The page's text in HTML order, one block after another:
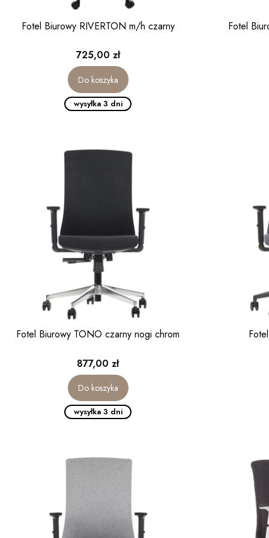
Fotel Biurowy RIVERTON m/h czarny
Cena
725,00 zł
Do koszyka
wysyłka 3 dni
Fotel
Fotel Biurowy TONO czarny nogi chrom
Cena
877,00 zł
Do koszyka
wysyłka 3 dni